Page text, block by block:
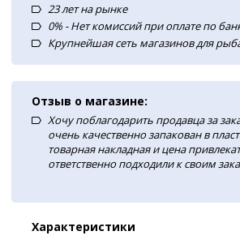
23 лет на рынке
0% - Нет комиссий при оплате по
Крупнейшая сеть магазинов для
Отзыв о магазине:
Хочу поблагодарить продавца за
очень качественно запакован в
товарная накладная и цена
ответственно подходили к своим
Характеристики